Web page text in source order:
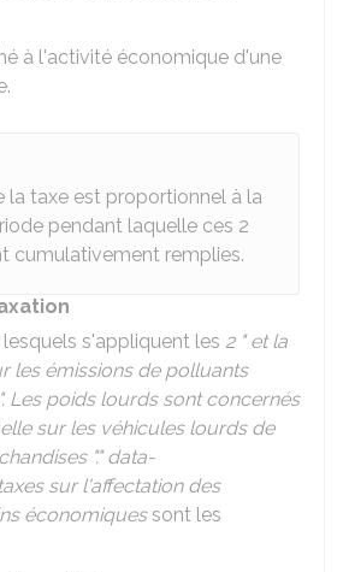
à l'activité économique d'une
la taxe est proportionnel à la
pendant laquelle ces 2
cumulativement remplies.
s'appliquent les 2 " et la
les émissions de polluants
Les poids lourds sont concernés
sur les véhicules lourds de
"." data-
sur l'affectation des
économiquessont les